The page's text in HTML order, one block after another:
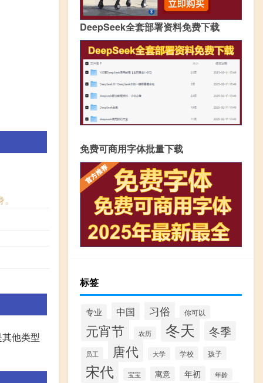
他类型
DeepSeek全套部署资料免费下载
免费可商用字体批量下载
标签
专业 中国 习俗 你可以
元宵节 农历 冬天 冬季
员工 唐代 大学 学校 孩子
宋代 宝宝 寓意 年初 年龄